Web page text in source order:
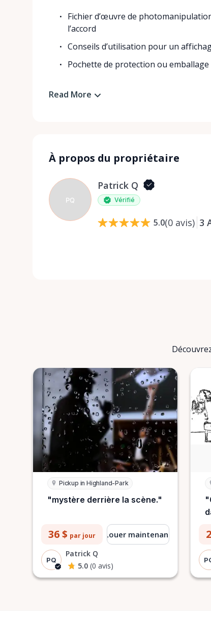
Fichier d’œuvre de
l’accord
Conseils d’utilisation pour un
Pochette de protection ou emballage
Read More
À propos du propriétaire
PQ
Patrick Q
Vérifié
5.0(0 avis) 3
"mystère derrière la scène."
Pickup in Highland-Park
36 $ par jour Louer maintenant
PQ
Patrick Q
5.0 (0 avis)